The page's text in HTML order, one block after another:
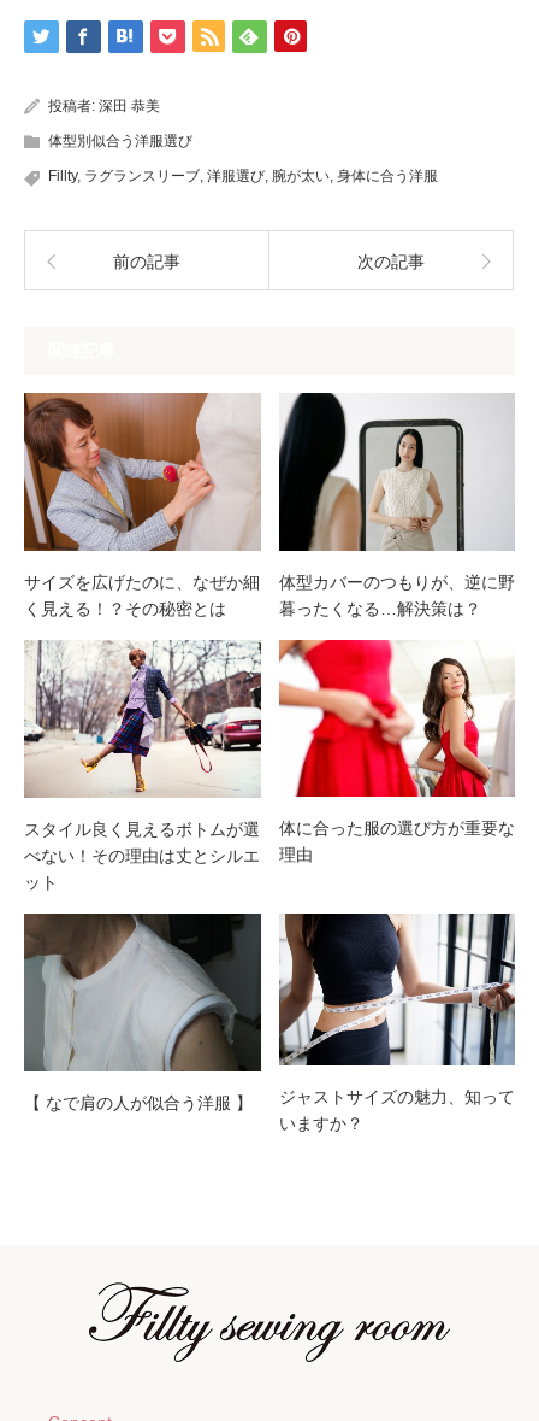
投稿者: 深田 恭美
体型別似合う洋服選び
Fillty, ラグランスリーブ, 洋服選び, 腕が太い, 身体に合う洋服
前の記事 次の記事
サイズを広げたのに、なぜか細
く見える！？その秘密とは
体型カバーのつもりが、逆に野
暮ったくなる…解決策は？
スタイル良く見えるボトムが選
べない！その理由は丈とシルエ
ット
体に合った服の選び方が重要な
理由
【 なで肩の人が似合う洋服 】
ジャストサイズの魅力、知って
いますか？